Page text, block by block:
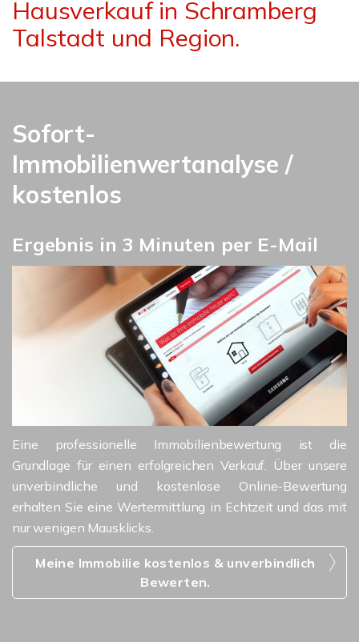
Hausverkauf in Schramberg
Talstadt und Region.
Sofort-
Immobilienwertanalyse /
kostenlos
Ergebnis in 3 Minuten per E-Mail
Eine professionelle Immobilienbewertung ist die
Grundlage für einen erfolgreichen Verkauf. Über unsere
unverbindliche und kostenlose Online-Bewertung
erhalten Sie eine Wertermittlung in Echtzeit und das mit
nur wenigen Mausklicks.
Meine Immobilie kostenlos & unverbindlich
Bewerten.